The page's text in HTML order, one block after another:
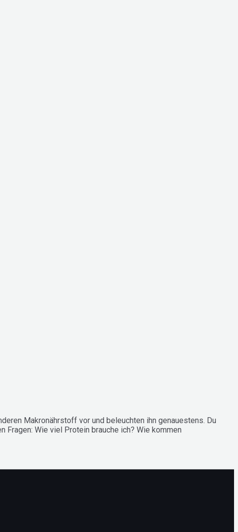
Makronährstoff vor und beleuchten ihn genauestens. Du
Wie viel Protein brauche ich? Wie kommen